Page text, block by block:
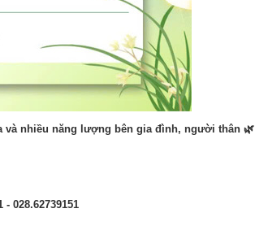
nhiều năng lượng bên gia đình, người thân 🌿
- 028.62739151